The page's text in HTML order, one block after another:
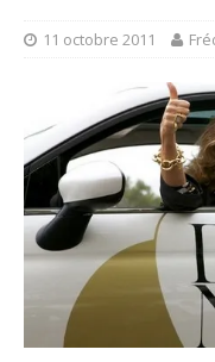
11 octobre 2011